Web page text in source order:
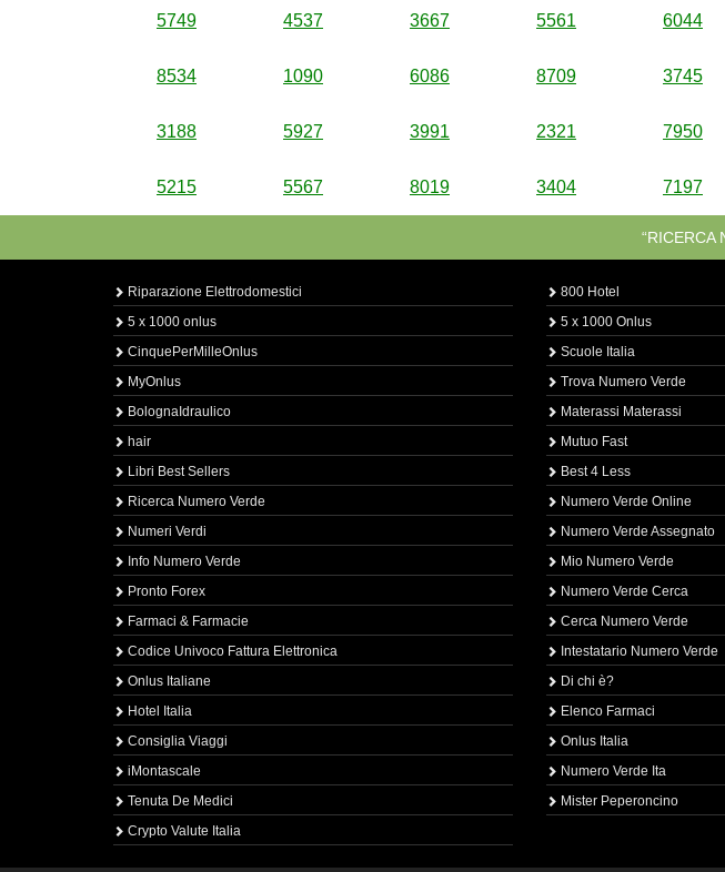
5749 4537 3667 5561 6044
8534 1090 6086 8709 3745
3188 5927 3991 2321 7950
5215 5567 8019 3404 7197
“RICERCA
Riparazione Elettrodomestici
5 x 1000 onlus
CinquePerMilleOnlus
MyOnlus
BolognaIdraulico
hair
Libri Best Sellers
Ricerca Numero Verde
Numeri Verdi
Info Numero Verde
Pronto Forex
Farmaci & Farmacie
Codice Univoco Fattura Elettronica
Onlus Italiane
Hotel Italia
Consiglia Viaggi
iMontascale
Tenuta De Medici
Crypto Valute Italia
800 Hotel
5 x 1000 Onlus
Scuole Italia
Trova Numero Verde
Materassi Materassi
Mutuo Fast
Best 4 Less
Numero Verde Online
Numero Verde Assegnato
Mio Numero Verde
Numero Verde Cerca
Cerca Numero Verde
Intestatario Numero Verde
Di chi è?
Elenco Farmaci
Onlus Italia
Numero Verde Ita
Mister Peperoncino